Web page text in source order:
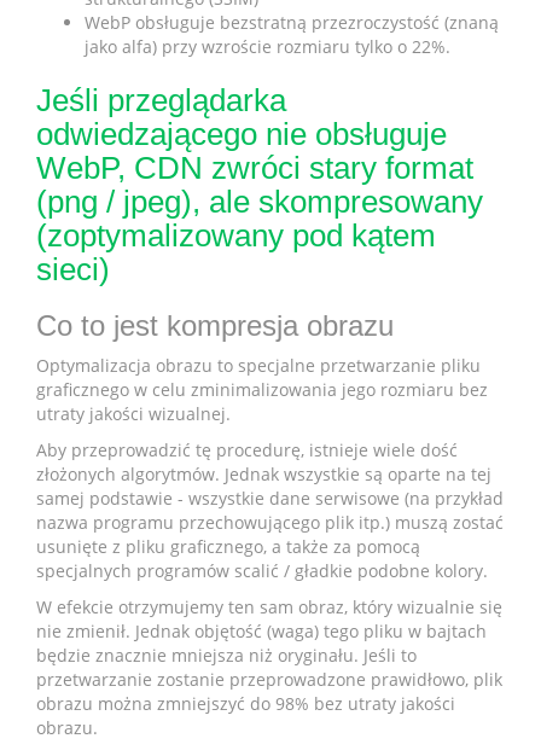
WebP obsługuje bezstratną przezroczystość (znaną
jako alfa) przy wzroście rozmiaru tylko o 22%.
Jeśli przeglądarka
odwiedzającego nie obsługuje
WebP, CDN zwróci stary format
(png / jpeg), ale skompresowany
(zoptymalizowany pod kątem
sieci)
Co to jest kompresja obrazu
Optymalizacja obrazu to specjalne przetwarzanie pliku
graficznego w celu zminimalizowania jego rozmiaru bez
utraty jakości wizualnej.
Aby przeprowadzić tę procedurę, istnieje wiele dość
złożonych algorytmów. Jednak wszystkie są oparte na tej
samej podstawie - wszystkie dane serwisowe (na przykład
nazwa programu przechowującego plik itp.) muszą zostać
usunięte z pliku graficznego, a także za pomocą
specjalnych programów scalić / gładkie podobne kolory.
W efekcie otrzymujemy ten sam obraz, który wizualnie się
nie zmienił. Jednak objętość (waga) tego pliku w bajtach
będzie znacznie mniejsza niż oryginału. Jeśli to
przetwarzanie zostanie przeprowadzone prawidłowo, plik
obrazu można zmniejszyć do 98% bez utraty jakości
obrazu.